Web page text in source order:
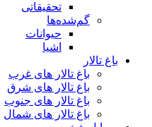
تحقیقاتی
گم‌شده‌ها
حیوانات
اشیا
باغ تالار
باغ تالار های غرب
باغ تالار های شرق
باغ تالار های جنوب
باغ تالار های شمال